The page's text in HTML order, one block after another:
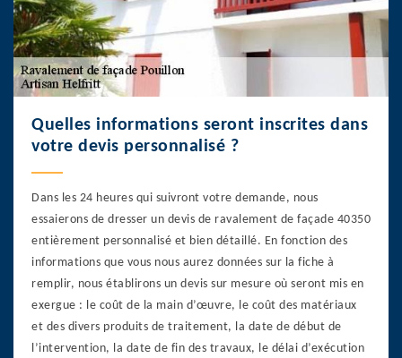
Quelles informations seront inscrites dans
votre devis personnalisé ?
Dans les 24 heures qui suivront votre demande, nous
essaierons de dresser un devis de ravalement de façade 40350
entièrement personnalisé et bien détaillé. En fonction des
informations que vous nous aurez données sur la fiche à
remplir, nous établirons un devis sur mesure où seront mis en
exergue : le coût de la main d’œuvre, le coût des matériaux
et des divers produits de traitement, la date de début de
l’intervention, la date de fin des travaux, le délai d’exécution